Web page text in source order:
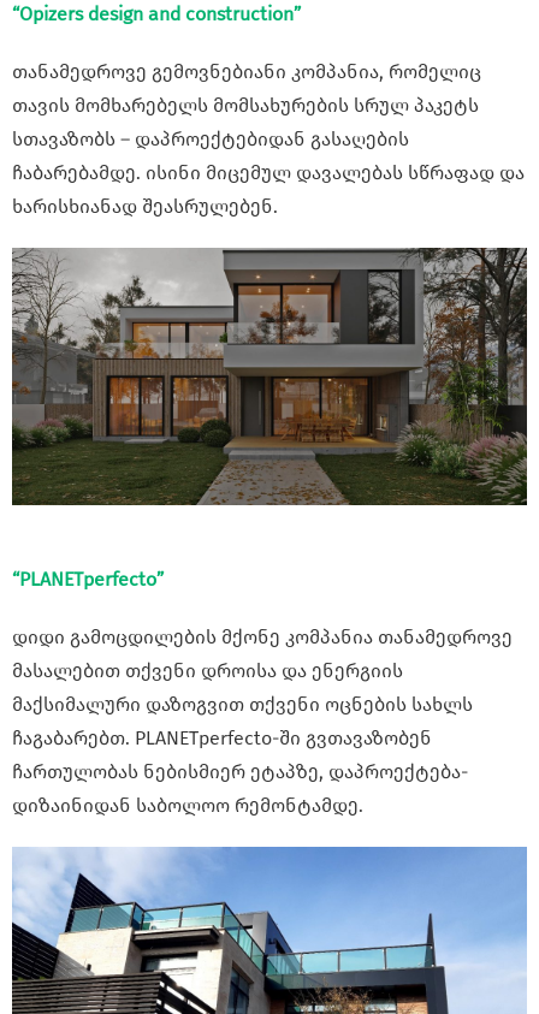
“Opizers design and construction”
თანამედროვე გემოვნებიანი კომპანია, რომელიც
თავის მომხარებელს მომსახურების სრულ პაკეტს
სთავაზობს – დაპროექტებიდან გასაღების
ჩაბარებამდე. ისინი მიცემულ დავალებას სწრაფად და
ხარისხიანად შეასრულებენ.
“PLANETperfecto”
დიდი გამოცდილების მქონე კომპანია თანამედროვე
მასალებით თქვენი დროისა და ენერგიის
მაქსიმალური დაზოგვით თქვენი ოცნების სახლს
ჩაგაბარებთ. PLANETperfecto-ში გვთავაზობენ
ჩართულობას ნებისმიერ ეტაპზე, დაპროექტება-
დიზაინიდან საბოლოო რემონტამდე.